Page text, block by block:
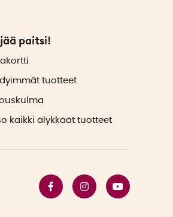
paitsi!
tuotteet
kaikki älykkäät tuotteet